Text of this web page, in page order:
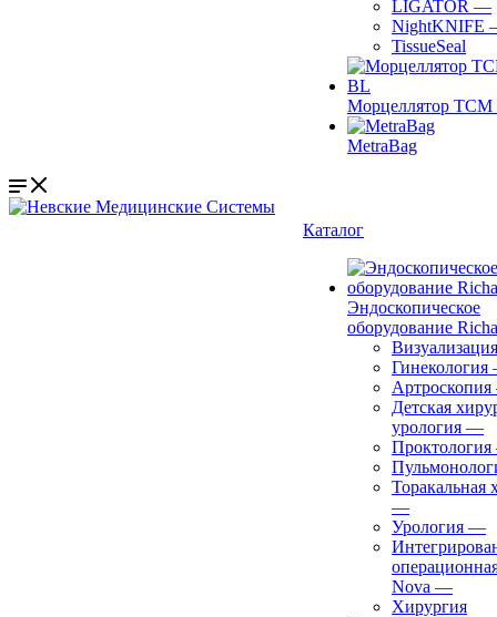
LIGATOR —
NightKNIFE
TissueSeal
Морцеллятор ТСМ
MetraBag
Каталог
Эндоскопическое
оборудование
Визуализация
Гинекология
Артроскопия
Детская
урология —
Проктология
Торакальная
—
Урология —
Nova —
Хирургия